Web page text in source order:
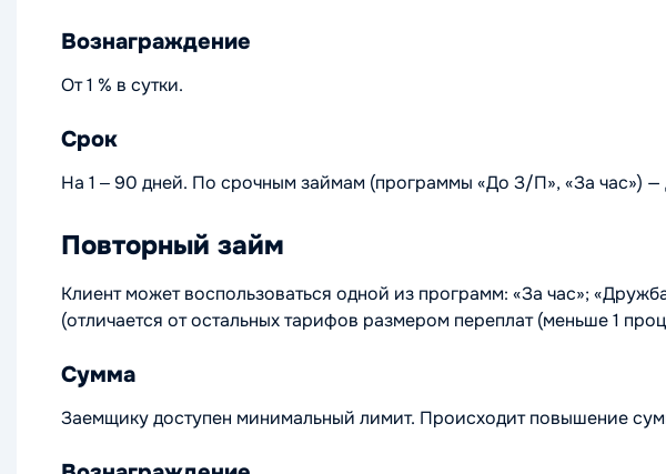
Вознаграждение
От 1 % в сутки.
Срок
На 1 ‒ 90 дней. По срочным займам (программы «До З/П», «За час») —
Повторный займ
Клиент может воспользоваться одной из программ: «За час»;
(отличается от остальных тарифов размером переплат (меньше 1
Сумма
Заемщику доступен минимальный лимит. Происходит повышение